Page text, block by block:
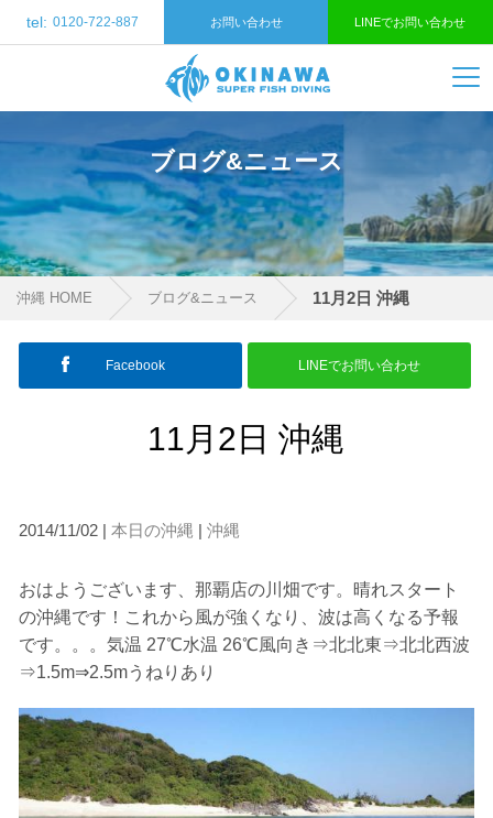
tel: 0120-722-887 お問い合わせ LINEでお問い合わせ
ブログ&ニュース
沖縄 HOME ブログ&ニュース 11月2日 沖縄
11月2日 沖縄
2014/11/02 | 本日の沖縄 | 沖縄
おはようございます、那覇店の川畑です。晴れスタート
の沖縄です！これから風が強くなり、波は高くなる予報
です。。。気温 27℃水温 26℃風向き⇒北北東⇒北北西波
⇒1.5m⇒2.5mうねりあり
Facebook LINEでお問い合わせ
1.スイム開始の判断
クジラを発見した場合は、その時のクジラの様子や海況
を確認し、ガイドがスイム開始可能と判断した場合にの
みエントリーを行います。
ントリーを行わない場合があります。
2.人数制限とエントリー順
クジラへのストレス軽減や安全管理の観点から、エント
リー人数を制限する場合があります。また、エントリー